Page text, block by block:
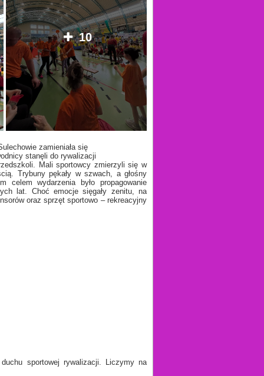
10
zamieniała się
stanęli do rywalizacji
Mali sportowcy zmierzyli się w
Trybuny pękały w szwach, a głośny
celem wydarzenia było propagowanie
lat. Choć emocje sięgały zenitu, na
oraz sprzęt sportowo – rekreacyjny
sportowej rywalizacji. Liczymy na